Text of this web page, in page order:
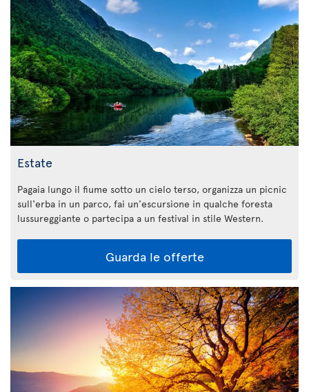
Estate
Pagaia lungo il fiume sotto un cielo terso, organizza un picnic
sull'erba in un parco, fai un'escursione in qualche foresta
lussureggiante o partecipa a un festival in stile Western.
Guarda le offerte